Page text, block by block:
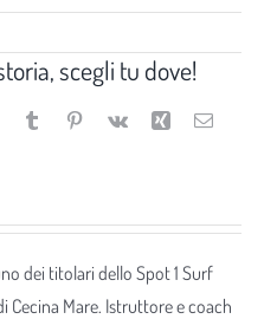
scegli tu dove!
TumblrPinterest
Vk Xing Email
dei titolari dello Spot 1 Surf
Cecina Mare. Istruttore e coach